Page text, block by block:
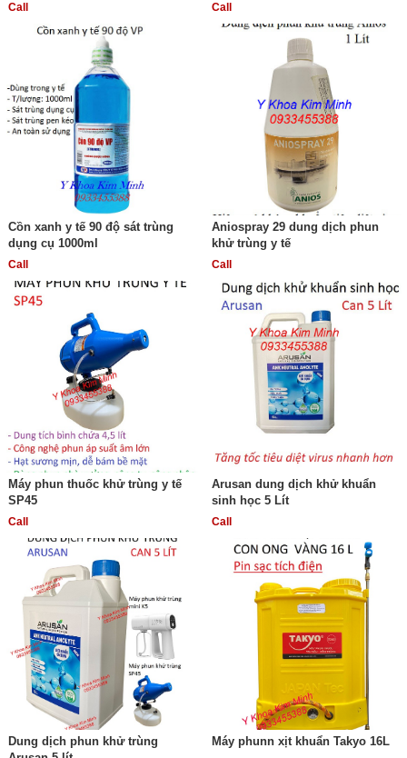
Call Call
Cồn xanh y tế 90 độ sát trùng
dụng cụ 1000ml
Call
Aniospray 29 dung dịch phun
khử trùng y tế
Call
Máy phun thuốc khử trùng y tế
SP45
Call
Arusan dung dịch khử khuẩn
sinh học 5 Lít
Call
Dung dịch phun khử trùng
Máy phunn xịt khuẩn Takyo 16L